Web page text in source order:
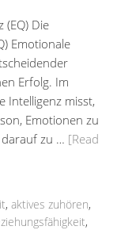
(EQ) Die
Emotionale
Erfolg. Im
Intelligenz misst,
Emotionen zu
darauf zu … [Read
, aktives zuhören,
,